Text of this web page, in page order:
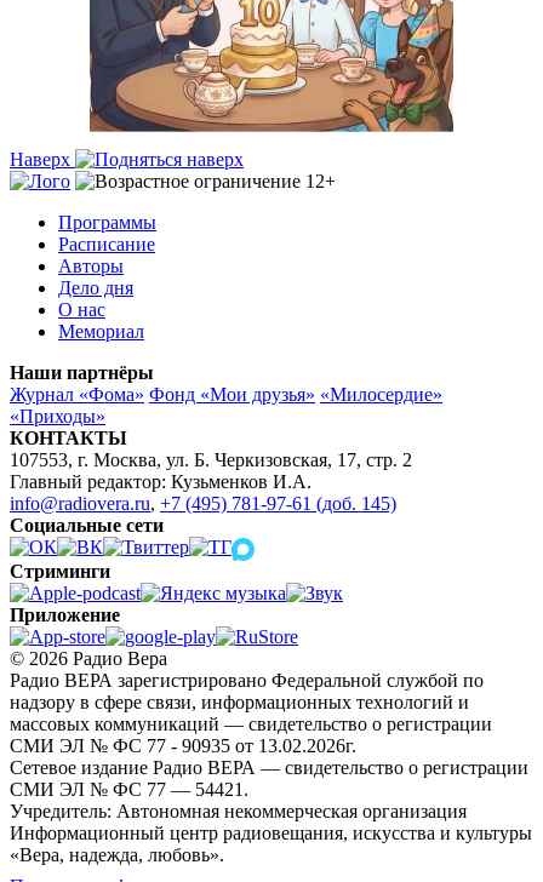
Наверх
Программы
Расписание
Авторы
Дело дня
О нас
Мемориал
Наши партнёры
Журнал «Фома» Фонд «Мои друзья» «Милосердие»
«Приходы»
КОНТАКТЫ
107553, г. Москва, ул. Б. Черкизовская, 17, стр. 2
Главный редактор: Кузьменков И.А.
info@radiovera.ru, +7 (495) 781-97-61 (доб. 145)
Социальные сети
Стриминги
Приложение
© 2026 Радио Вера
Радио ВЕРА зарегистрировано Федеральной службой по
надзору в сфере связи, информационных технологий и
массовых коммуникаций — свидетельство о регистрации
СМИ ЭЛ № ФС 77 - 90935 от 13.02.2026г.
Сетевое издание Радио ВЕРА — свидетельство о регистрации
СМИ ЭЛ № ФС 77 — 54421.
Учредитель: Автономная некоммерческая организация
Информационный центр радиовещания, искусства и культуры
«Вера, надежда, любовь».